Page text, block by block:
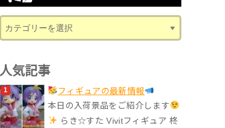
人気記事
フィギュアの最新情報
本日の入荷景品をご紹介します
らき☆すた Vivitフィギュア 柊